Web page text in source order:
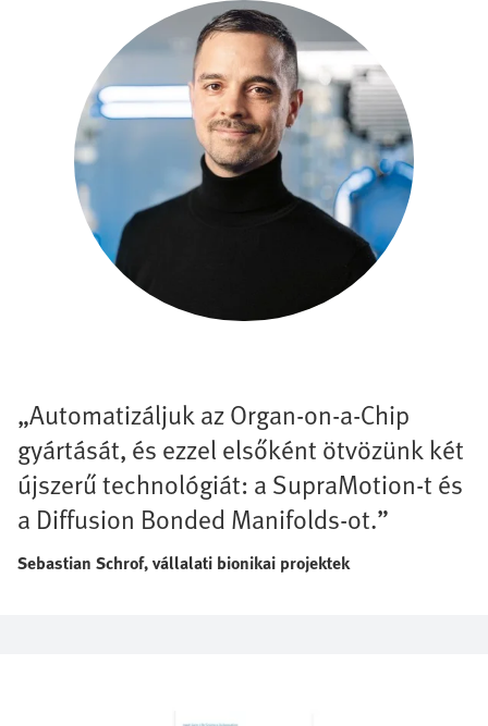
„Automatizáljuk az Organ-on-a-Chip
gyártását, és ezzel elsőként ötvözünk két
újszerű technológiát: a SupraMotion-t és
a Diffusion Bonded Manifolds-ot.”
Sebastian Schrof, vállalati bionikai projektek